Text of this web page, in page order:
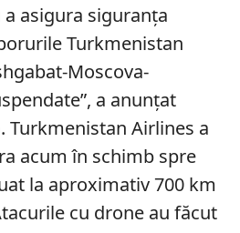
asigura siguranța
Turkmenistan
Moscova-
a anunțat
Turkmenistan Airlines a
acum în schimb spre
la aproximativ 700 km
cu drone au făcut